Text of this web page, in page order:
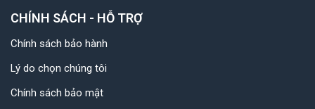
CHÍNH SÁCH - HỖ TRỢ
Chính sách bảo hành
Lý do chọn chúng tôi
Chính sách bảo mật